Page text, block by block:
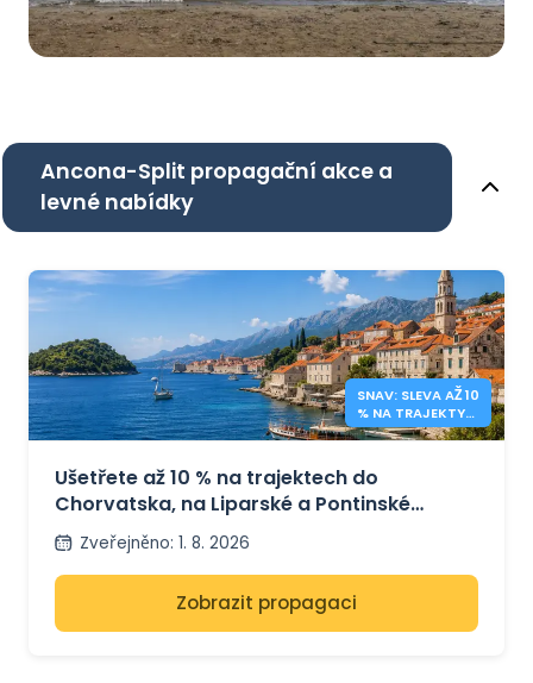
Ancona-Split propagační akce a
levné nabídky
SNAV: SLEVA AŽ 10
% NA TRAJEKTY
DO CHORVATSKA
Ušetřete až 10 % na trajektech do
Chorvatska, na Liparské a Pontinské
ostrovy se SNAV
Zveřejněno: 1. 8. 2026
Zobrazit propagaci